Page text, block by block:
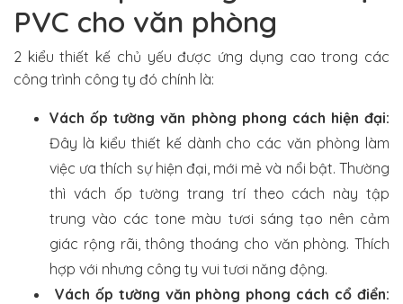
PVC cho văn phòng
2 kiểu thiết kế chủ yếu được ứng dụng cao trong các
công trình công ty đó chính là:
Vách ốp tường văn phòng phong cách hiện đại:
Đây là kiểu thiết kế dành cho các văn phòng làm
việc ưa thích sự hiện đại, mới mẻ và nổi bật. Thường
thì vách ốp tường trang trí theo cách này tập
trung vào các tone màu tươi sáng tạo nên cảm
giác rộng rãi, thông thoáng cho văn phòng. Thích
hợp với nhưng công ty vui tươi năng động.
Vách ốp tường văn phòng phong cách cổ điển: